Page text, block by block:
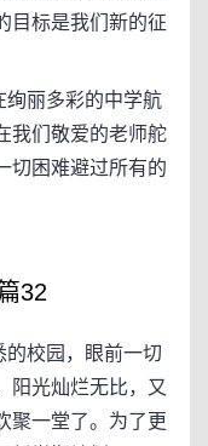
目标是我们新的征
丽多彩的中学航
我们敬爱的老师舵
切困难避过所有的
32
校园，眼前一切
阳光灿烂无比，又
聚一堂了。为了更